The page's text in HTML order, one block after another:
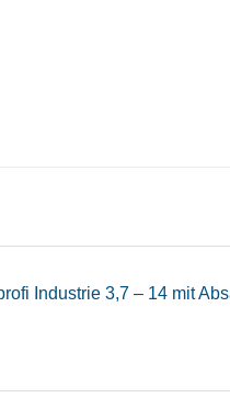
Industrie 3,7 – 14 mit